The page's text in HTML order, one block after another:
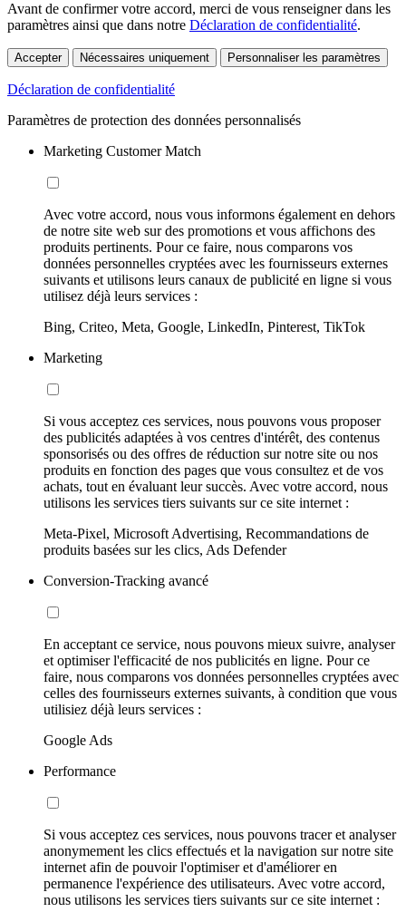
Avant de confirmer votre accord, merci de vous renseigner dans les
paramètres ainsi que dans notre Déclaration de confidentialité.
Accepter Nécessaires uniquement Personnaliser les paramètres
Déclaration de confidentialité
Paramètres de protection des données personnalisés
Marketing Customer Match
Avec votre accord, nous vous informons également en dehors
de notre site web sur des promotions et vous affichons des
produits pertinents. Pour ce faire, nous comparons vos
données personnelles cryptées avec les fournisseurs externes
suivants et utilisons leurs canaux de publicité en ligne si vous
utilisez déjà leurs services :
Bing, Criteo, Meta, Google, LinkedIn, Pinterest, TikTok
Marketing
Si vous acceptez ces services, nous pouvons vous proposer
des publicités adaptées à vos centres d'intérêt, des contenus
sponsorisés ou des offres de réduction sur notre site ou nos
produits en fonction des pages que vous consultez et de vos
achats, tout en évaluant leur succès. Avec votre accord, nous
utilisons les services tiers suivants sur ce site internet :
Meta-Pixel, Microsoft Advertising, Recommandations de
produits basées sur les clics, Ads Defender
Conversion-Tracking avancé
En acceptant ce service, nous pouvons mieux suivre, analyser
et optimiser l'efficacité de nos publicités en ligne. Pour ce
faire, nous comparons vos données personnelles cryptées avec
celles des fournisseurs externes suivants, à condition que vous
utilisiez déjà leurs services :
Google Ads
Performance
Si vous acceptez ces services, nous pouvons tracer et analyser
anonymement les clics effectués et la navigation sur notre site
internet afin de pouvoir l'optimiser et d'améliorer en
permanence l'expérience des utilisateurs. Avec votre accord,
nous utilisons les services tiers suivants sur ce site internet :